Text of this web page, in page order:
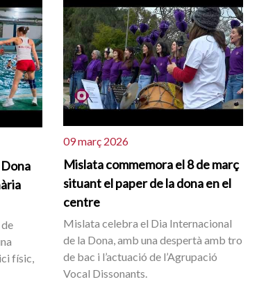
físic,
09 març 2026
Mislata commemora el 8 de març
situant el paper de la dona en el
centre
Mislata celebra el Dia Internacional
de la Dona, amb una despertà amb tro
de bac i l’actuació de l’Agrupació
Vocal Dissonants.